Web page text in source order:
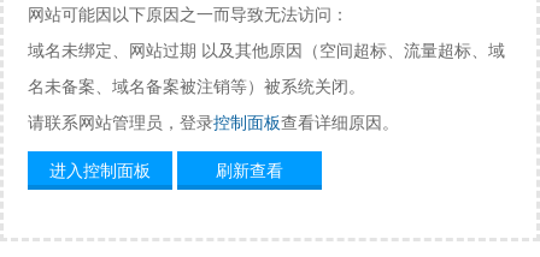
网站可能因以下原因之一而导致无法访问：
域名未绑定、网站过期 以及其他原因（空间超标、流量超标、域
名未备案、域名备案被注销等）被系统关闭。
请联系网站管理员，登录控制面板查看详细原因。
进入控制面板
刷新查看